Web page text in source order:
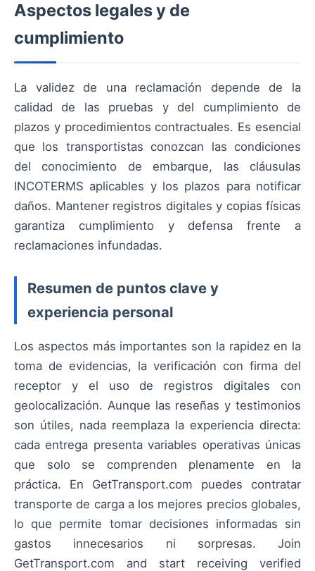
Aspectos legales y de
cumplimiento
La validez de una reclamación depende de la
calidad de las pruebas y del cumplimiento de
plazos y procedimientos contractuales. Es esencial
que los transportistas conozcan las condiciones
del conocimiento de embarque, las cláusulas
INCOTERMS aplicables y los plazos para notificar
daños. Mantener registros digitales y copias físicas
garantiza cumplimiento y defensa frente a
reclamaciones infundadas.
Resumen de puntos clave y
experiencia personal
Los aspectos más importantes son la rapidez en la
toma de evidencias, la verificación con firma del
receptor y el uso de registros digitales con
geolocalización. Aunque las reseñas y testimonios
son útiles, nada reemplaza la experiencia directa:
cada entrega presenta variables operativas únicas
que solo se comprenden plenamente en la
práctica. En GetTransport.com puedes contratar
transporte de carga a los mejores precios globales,
lo que permite tomar decisiones informadas sin
gastos innecesarios ni sorpresas. Join
GetTransport.com and start receiving verified